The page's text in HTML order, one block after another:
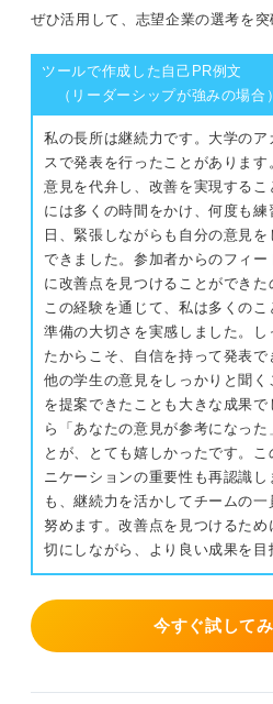
ぜひ活用して、志望企業の選考を突
ツールで作成した自己PR例文
（リーダーシップが強みの場合）
私の長所は継続力です。大学の
スで発表を行ったことがありま
意見を代弁し、改善を実現する
には多くの時間をかけ、何度も
日、緊張しながらも自分の意見
できました。参加者からのフィー
に改善点を見つけることができた
この経験を通じて、私は多くのこ
準備の大切さを実感しました。し
たからこそ、自信を持って発表で
他の学生の意見をしっかりと聞
を提案できたことも大きな成果
ら「あなたの意見が参考になっ
とが、とても嬉しかったです。こ
ニケーションの重要性も再認識
も、継続力を活かしてチームの
努めます。改善点を見つけるた
切にしながら、より良い成果を目
今すぐ試して